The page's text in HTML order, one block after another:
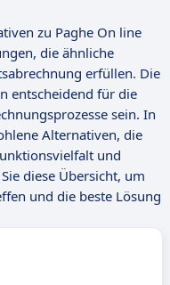
zu Paghe On line
die ähnliche
erfüllen. Die
entscheidend für die
sein. In
Alternativen, die
und
diese Übersicht, um
und die beste Lösung